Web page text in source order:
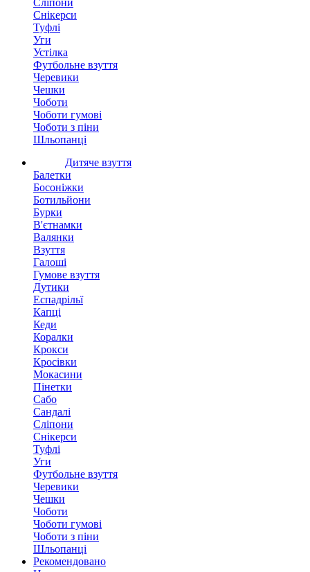
Сліпони
Снікерси
Туфлі
Уги
Устілка
Футбольне взуття
Черевики
Чешки
Чоботи
Чоботи гумові
Чоботи з піни
Шльопанці
Дитяче взуття
Балетки
Босоніжки
Ботильйони
Бурки
В'єтнамки
Валянки
Взуття
Галоші
Гумове взуття
Дутики
Еспадрільї
Капці
Кеди
Коралки
Крокси
Кросівки
Мокасини
Пінетки
Сабо
Сандалі
Сліпони
Снікерси
Туфлі
Уги
Футбольне взуття
Черевики
Чешки
Чоботи
Чоботи гумові
Чоботи з піни
Шльопанці
Рекомендовано